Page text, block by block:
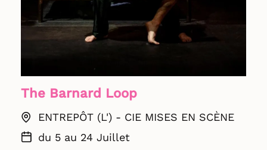
The Barnard Loop
ENTREPÔT (L') - CIE MISES EN SCÈNE
du 5 au 24 Juillet